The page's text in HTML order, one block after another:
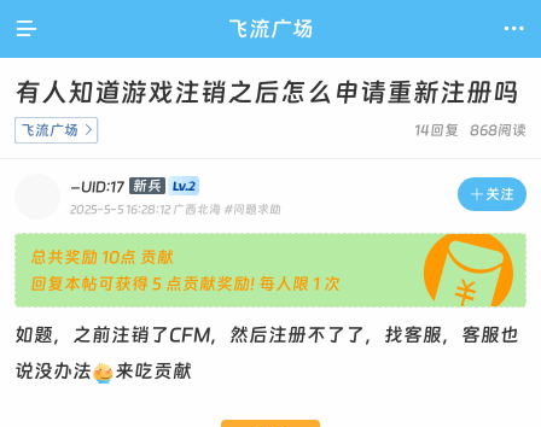
 飞流广场 
有人知道游戏注销之后怎么申请重新注册吗
14回复 868阅读
飞流广场 
 关注
-UID:17 新兵
2025-5-5 16:28:12 广西北海 #问题求助

总共奖励 10点 贡献
回复本帖可获得 5 点贡献奖励! 每人限 1 次
如题，之前注销了CFM，然后注册不了了，找客服，客服也
说没办法
来吃贡献